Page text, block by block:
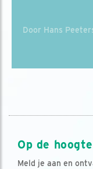
Door Hans
Op de
Meld je aan en